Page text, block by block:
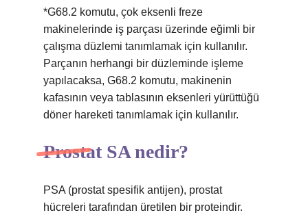
*G68.2 komutu, çok eksenli freze
makinelerinde iş parçası üzerinde eğimli bir
çalışma düzlemi tanımlamak için kullanılır.
Parçanın herhangi bir düzleminde işleme
yapılacaksa, G68.2 komutu, makinenin
kafasının veya tablasının eksenleri yürüttüğü
döner hareketi tanımlamak için kullanılır.
Prostat SA nedir?
PSA (prostat spesifik antijen), prostat
hücreleri tarafından üretilen bir proteindir.